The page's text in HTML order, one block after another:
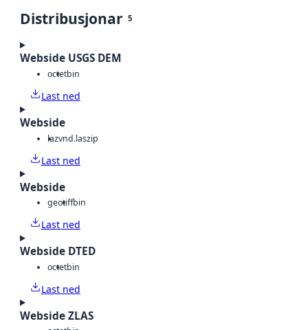
Distribusjonar 5
Webside USGS DEM
octetbin
Last ned
Webside
lazvnd.laszip
Last ned
Webside
geotiffbin
Last ned
Webside DTED
octetbin
Last ned
Webside ZLAS